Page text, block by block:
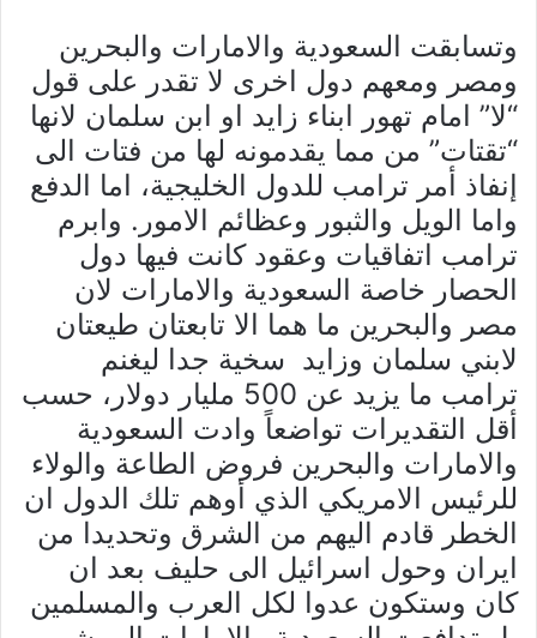
وتسابقت السعودية والامارات والبحرين
ومصر ومعهم دول اخرى لا تقدر على قول
“لا” امام تهور ابناء زايد او ابن سلمان لانها
“تقتات” من مما يقدمونه لها من فتات الى
إنفاذ أمر ترامب للدول الخليجية، اما الدفع
واما الويل والثبور وعظائم الامور. وابرم
ترامب اتفاقيات وعقود كانت فيها دول
الحصار خاصة السعودية والامارات لان
مصر والبحرين ما هما الا تابعتان طيعتان
لابني سلمان وزايد سخية جدا ليغنم
ترامب ما يزيد عن 500 مليار دولار، حسب
أقل التقديرات تواضعاً وادت السعودية
والامارات والبحرين فروض الطاعة والولاء
للرئيس الامريكي الذي أوهم تلك الدول ان
الخطر قادم اليهم من الشرق وتحديدا من
ايران وحول اسرائيل الى حليف بعد ان
كان وستكون عدوا لكل العرب والمسلمين